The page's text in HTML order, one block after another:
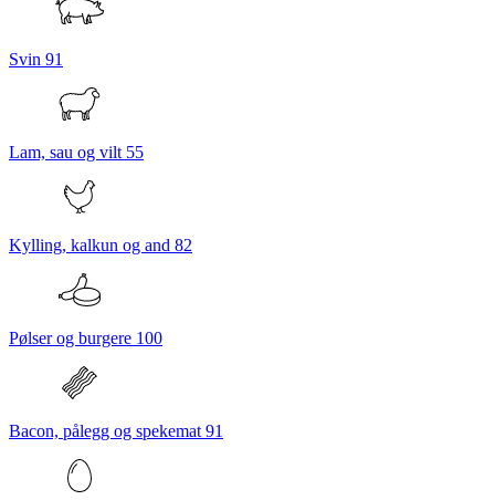
Svin 91
Lam, sau og vilt 55
Kylling, kalkun og and 82
Pølser og burgere 100
Bacon, pålegg og spekemat 91